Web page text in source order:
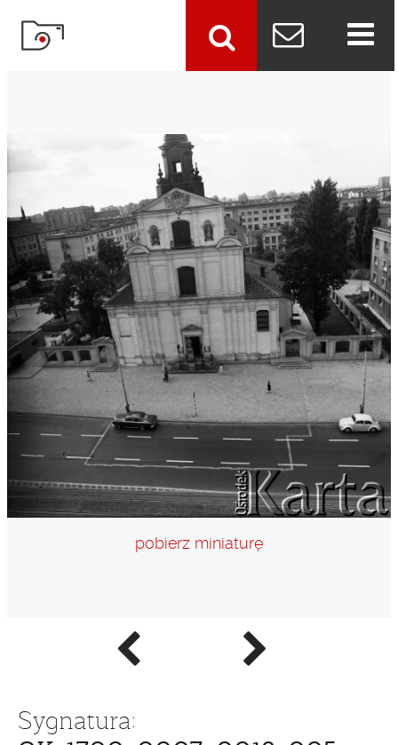
Poprzednie
zdjęcie
Następne
zdjęcie
pobierz miniaturę
Sygnatura: